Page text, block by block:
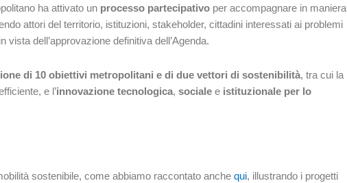
ha attivato un processo partecipativo per accompagnare in maniera
attori del territorio, istituzioni, stakeholder, cittadini interessati ai problemi
dell’approvazione definitiva dell’Agenda.
di 10 obiettivi metropolitani e di due vettori di sostenibilità, tra cui la
e l’innovazione tecnologica, sociale e istituzionale per lo
sostenibile, come abbiamo raccontato anche qui, illustrando i progetti